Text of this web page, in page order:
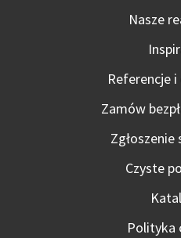
Nasze
Referencje
Zamów
Czyste
Polityka